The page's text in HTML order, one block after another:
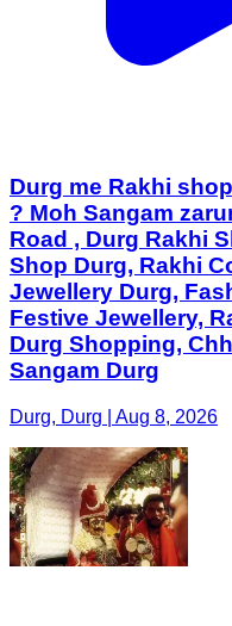
Durg me Rakhi
? Moh Sangam
Road , Durg Rakhi
Shop Durg, Rakhi
Jewellery Durg,
Festive Jewellery,
Durg Shopping,
Sangam Durg
Durg, Durg | Aug 8, 2026